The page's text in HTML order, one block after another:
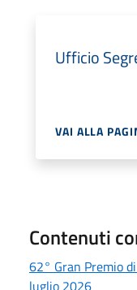
Ufficio
VAI ALLA
Contenuti
62° Gran Premio
luglio 2026